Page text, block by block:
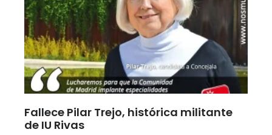
Fallece Pilar Trejo, histórica militante
de IU Rivas